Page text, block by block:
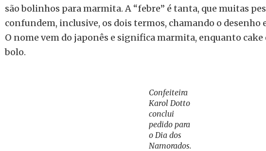
são bolinhos para marmita. A “febre” é tanta, que muitas
confundem, inclusive, os dois termos, chamando o desenho
O nome vem do japonês e significa marmita, enquanto cake
bolo.
Confeiteira
Karol Dotto
conclui
pedido para
o Dia dos
Namorados.